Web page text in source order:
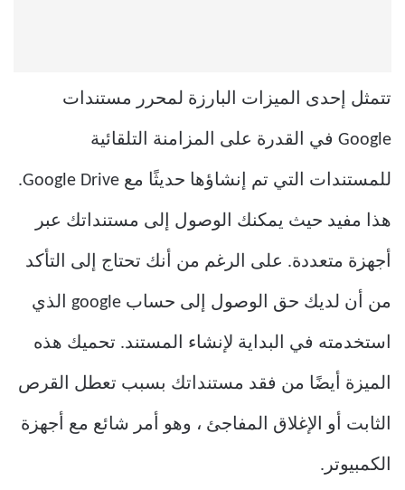
تتمثل إحدى الميزات البارزة لمحرر مستندات
Google في القدرة على المزامنة التلقائية
للمستندات التي تم إنشاؤها حديثًا مع Google Drive.
هذا مفيد حيث يمكنك الوصول إلى مستنداتك عبر
أجهزة متعددة. على الرغم من أنك تحتاج إلى التأكد
من أن لديك حق الوصول إلى حساب google الذي
استخدمته في البداية لإنشاء المستند. تحميك هذه
الميزة أيضًا من فقد مستنداتك بسبب تعطل القرص
الثابت أو الإغلاق المفاجئ ، وهو أمر شائع مع أجهزة
الكمبيوتر.